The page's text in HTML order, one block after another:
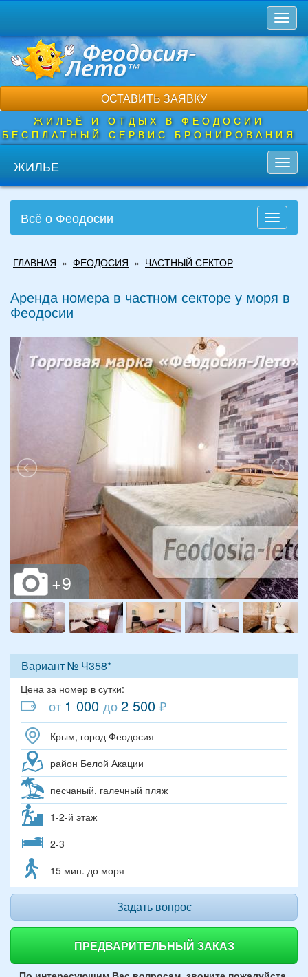
основному
содержанию
ОСТАВИТЬ ЗАЯВКУ
ЖИЛЬЁ И ОТДЫХ В ФЕОДОСИИ
БЕСПЛАТНЫЙ СЕРВИС БРОНИРОВАНИЯ
ЖИЛЬЕ
Toggle
Всё о Феодосии
здесь
ГЛАВНАЯ » ФЕОДОСИЯ » ЧАСТНЫЙ СЕКТОР
Аренда номера в частном секторе у моря в
Феодосии
Вариант № Ч358*
Цена за номер в сутки:
от 1 000 до2 500 ₽
Крым, город Феодосия
район Белой Акации
песчаный, галечный пляж
1-2-й этаж
2-3
15 мин. до моря
Задать вопрос
ПРЕДВАРИТЕЛЬНЫЙ ЗАКАЗ